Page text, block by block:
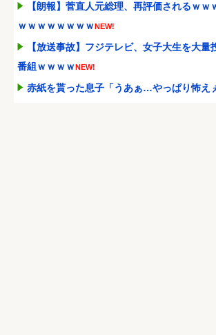
【朗報】菅直人元総理、再評価されるｗｗ
ｗｗｗｗｗｗｗｗNEW!
【放送事故】フジテレビ、女子大生を大量
番組ｗｗｗｗNEW!
赤紙を貰った息子「うあぁ…やっぱり怖え